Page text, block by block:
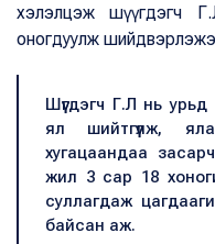
хэлэлцэж шүүгдэгч
оногдуулж
Шүүгдэгч Г.Л нь
ял шийтгүүлж,
хугацаандаа засарч
жил 3 сар 18
суллагдаж
байсан аж.